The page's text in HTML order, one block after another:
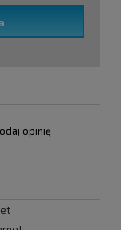
opinię